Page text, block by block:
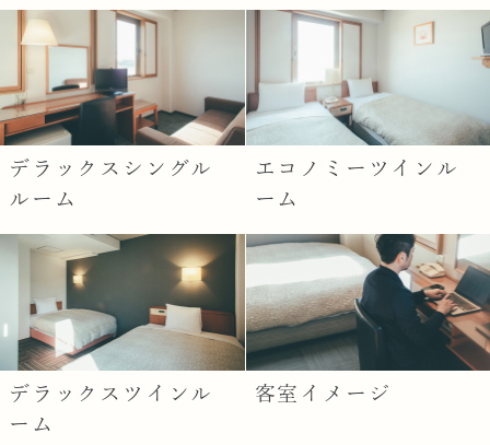
デラックスシングル
ルーム
エコノミーツインル
ーム
デラックスツインル
ーム
客室イメージ